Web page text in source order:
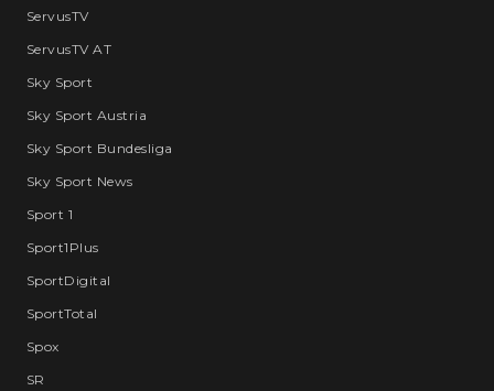
ServusTV
ServusTV AT
Sky Sport
Sky Sport Austria
Sky Sport Bundesliga
Sky Sport News
Sport 1
Sport1Plus
SportDigital
SportTotal
Spox
SR